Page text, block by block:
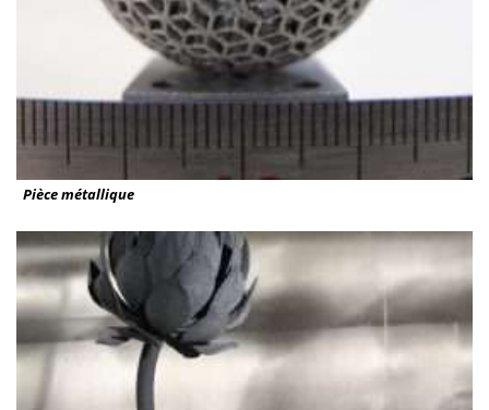
Pièce métallique